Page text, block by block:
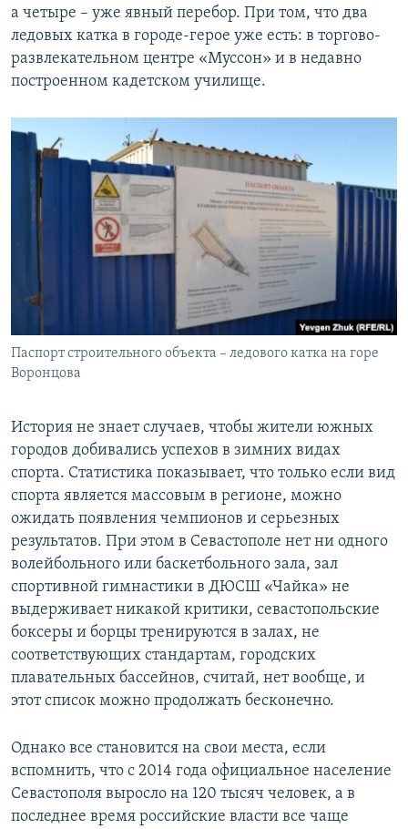
а четыре – уже явный перебор. При том, что два
ледовых катка в городе-герое уже есть: в торгово-
развлекательном центре «Муссон» и в недавно
построенном кадетском училище.
Паспорт строительного объекта – ледового катка на горе
Воронцова
История не знает случаев, чтобы жители южных
городов добивались успехов в зимних видах
спорта. Статистика показывает, что только если вид
спорта является массовым в регионе, можно
ожидать появления чемпионов и серьезных
результатов. При этом в Севастополе нет ни одного
волейбольного или баскетбольного зала, зал
спортивной гимнастики в ДЮСШ «Чайка» не
выдерживает никакой критики, севастопольские
боксеры и борцы тренируются в залах, не
соответствующих стандартам, городских
плавательных бассейнов, считай, нет вообще, и
этот список можно продолжать бесконечно.
Однако все становится на свои места, если
вспомнить, что с 2014 года официальное население
Севастополя выросло на 120 тысяч человек, а в
последнее время российские власти все чаще